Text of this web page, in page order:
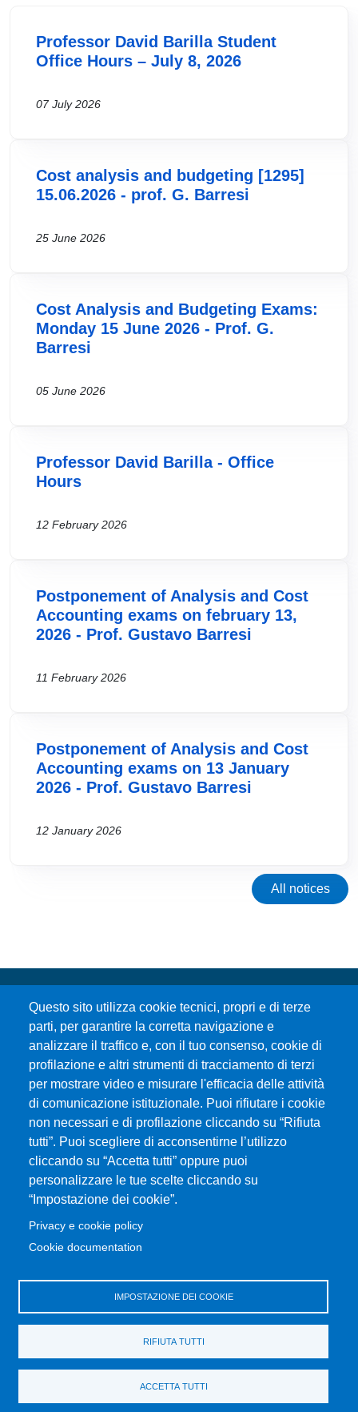
Professor David Barilla Student
Office Hours – July 8, 2026
07 July 2026
Cost analysis and budgeting [1295]
15.06.2026 - prof. G. Barresi
25 June 2026
Cost Analysis and Budgeting Exams:
Monday 15 June 2026 - Prof. G.
Barresi
05 June 2026
Professor David Barilla - Office
Hours
12 February 2026
Postponement of Analysis and Cost
Accounting exams on february 13,
2026 - Prof. Gustavo Barresi
11 February 2026
Postponement of Analysis and Cost
Accounting exams on 13 January
2026 - Prof. Gustavo Barresi
12 January 2026
All notices
Questo sito utilizza cookie tecnici, propri e di terze
parti, per garantire la corretta navigazione e
analizzare il traffico e, con il tuo consenso, cookie di
profilazione e altri strumenti di tracciamento di terzi
per mostrare video e misurare l'efficacia delle attività
di comunicazione istituzionale. Puoi rifiutare i cookie
non necessari e di profilazione cliccando su “Rifiuta
tutti”. Puoi scegliere di acconsentirne l’utilizzo
cliccando su “Accetta tutti” oppure puoi
personalizzare le tue scelte cliccando su
“Impostazione dei cookie”.
Privacy e cookie policy
Cookie documentation
IMPOSTAZIONE DEI COOKIE
RIFIUTA TUTTI
ACCETTA TUTTI
Università degli Studi di Messina
Piazza Pugliatti, 1 - 98122 Messina
Cod. Fiscale 80004070837
P.IVA 00724160833
Centralino: 090 676 1
MENÙ SOCIAL
MENÙ FOOTER 1
Accessibility statement
Transparent administration
Change your mind on cookies